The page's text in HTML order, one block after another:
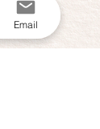
Email